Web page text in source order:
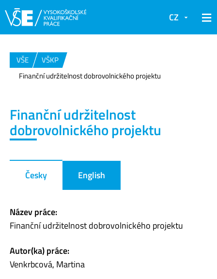
CZ
VŠE
VŠKP
Finanční udržitelnost dobrovolnického projektu
Finanční udržitelnost
dobrovolnického projektu
Česky English
Název práce:
Finanční udržitelnost dobrovolnického projektu
Autor(ka) práce:
Venkrbcová, Martina